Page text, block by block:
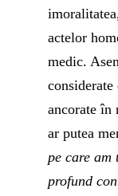
actelor
medic.
ancorate
ar putea
pe care
profund